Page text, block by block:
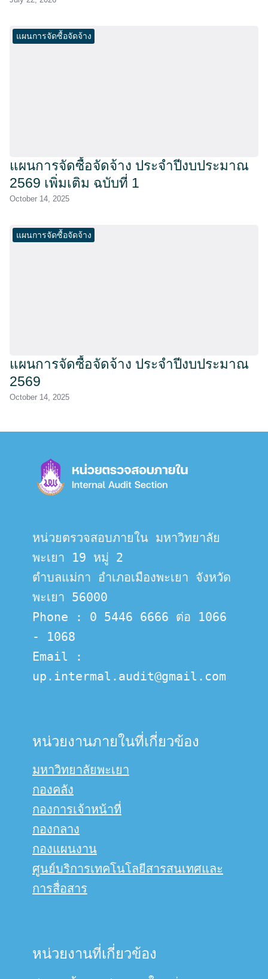
แผนการจัดซื้อจัดจ้าง
แผนการจัดซื้อจัดจ้าง ประจำปีงบประมาณ
2569 เพิ่มเติม ฉบับที่ 1
October 14, 2025
แผนการจัดซื้อจัดจ้าง
แผนการจัดซื้อจัดจ้าง ประจำปีงบประมาณ
2569
October 14, 2025
หน่วยตรวจสอบภายใน มหาวิทยาลัย
พะเยา 19 หมู่ 2
ตำบลแม่กา อำเภอเมืองพะเยา จังหวัด
พะเยา 56000
Phone : 0 5446 6666 ต่อ 1066
- 1068
Email :
up.intermal.audit@gmail.com
หน่วยงานภายในที่เกี่ยวข้อง
มหาวิทยาลัยพะเยา
กองคลัง
กองการเจ้าหน้าที่
กองกลาง
กองแผนงาน
ศูนย์บริการเทคโนโลยีสารสนเทศและ
การสื่อสาร
หน่วยงานที่เกี่ยวข้อง